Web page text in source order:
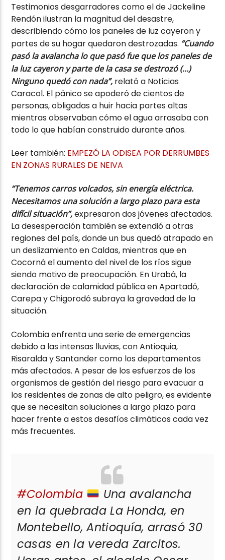
Testimonios desgarradores como el de Jackeline
Rendón ilustran la magnitud del desastre,
describiendo cómo los paneles de luz cayeron y
partes de su hogar quedaron destrozadas. “Cuando
pasó la avalancha lo que pasó fue que los paneles de
la luz cayeron y parte de la casa se destrozó (…)
Ninguno quedó con nada”, relató a Noticias
Caracol. El pánico se apoderó de cientos de
personas, obligadas a huir hacia partes altas
mientras observaban cómo el agua arrasaba con
todo lo que habían construido durante años.
Leer también: EMPEZÓ LA ODISEA POR DERRUMBES
EN ZONAS RURALES DE NEIVA
“Tenemos carros volcados, sin energía eléctrica.
Necesitamos una solución a largo plazo para esta
difícil situación”,expresaron dos jóvenes afectados.
La desesperación también se extendió a otras
regiones del país, donde un bus quedó atrapado en
un deslizamiento en Caldas, mientras que en
Cocorná el aumento del nivel de los ríos sigue
siendo motivo de preocupación. En Urabá, la
declaración de calamidad pública en Apartadó,
Carepa y Chigorodó subraya la gravedad de la
situación.
Colombia enfrenta una serie de emergencias
debido a las intensas lluvias, con Antioquia,
Risaralda y Santander como los departamentos
más afectados. A pesar de los esfuerzos de los
organismos de gestión del riesgo para evacuar a
los residentes de zonas de alto peligro, es evidente
que se necesitan soluciones a largo plazo para
hacer frente a estos desafíos climáticos cada vez
más frecuentes.
#Colombia
Una avalancha
en la quebrada La Honda, en
Montebello, Antioquía, arrasó 30
casas en la vereda Zarcitos.